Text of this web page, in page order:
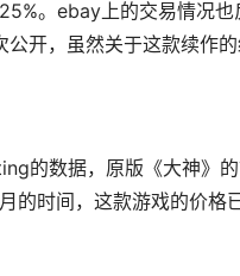
。ebay上的交易情况
开，虽然关于这款续作
的数据，原版《大神》
的时间，这款游戏的价